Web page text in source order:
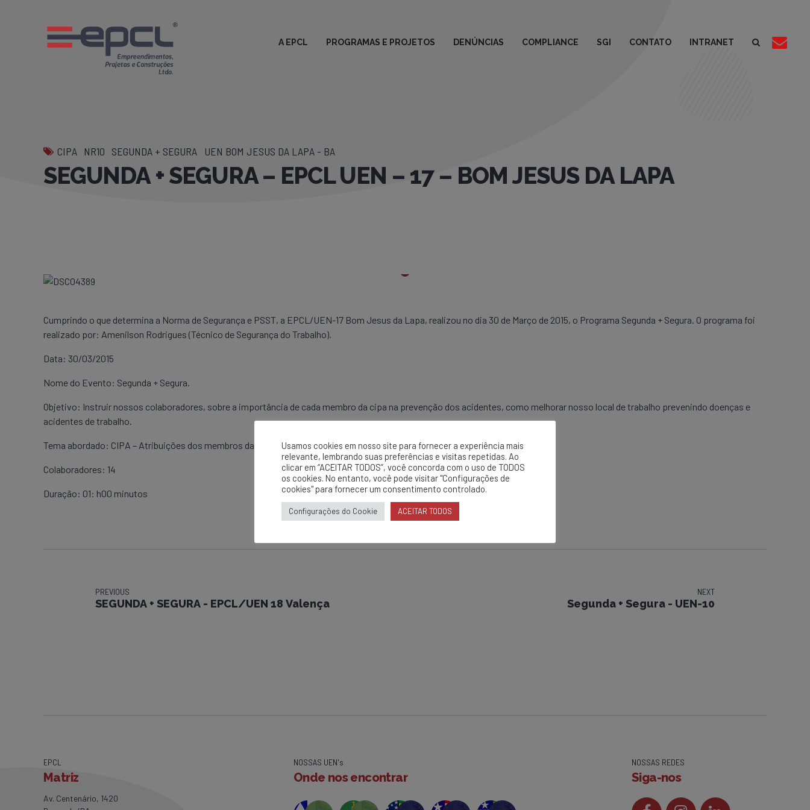
A EPCL PROGRAMAS E PROJETOS DENÚNCIAS COMPLIANCE SGI CONTATO INTRANET
CIPA NR10 SEGUNDA + SEGURA UEN BOM JESUS DA LAPA - BA
SEGUNDA + SEGURA – EPCL UEN – 17 – BOM JESUS DA LAPA
Cumprindo o que determina a Norma de Segurança e PSST, a EPCL/UEN-17 Bom Jesus da Lapa, realizou no dia 30 de Março de 2015, o Programa Segunda + Segura. O programa foi
realizado por: Amenilson Rodrigues (Técnico de Segurança do Trabalho).
Data: 30/03/2015
Nome do Evento: Segunda + Segura.
Objetivo: Instruir nossos colaboradores, sobre a importância de cada membro da cipa na prevenção dos acidentes, como melhorar nosso local de trabalho prevenindo doenças e
acidentes de trabalho.
Tema abordado: CIPA – Atribuições dos membros da Cipa.
Colaboradores: 14
Duração: 01: h00 minutos
PREVIOUS
SEGUNDA + SEGURA - EPCL/UEN 18 Valença
NEXT
Segunda + Segura - UEN-10
EPCL
Matriz
Av. Centenário, 1420
NOSSAS UEN's
Onde nos encontrar
NOSSAS REDES
Siga-nos
Usamos cookies em nosso site para fornecer a experiência mais
relevante, lembrando suas preferências e visitas repetidas. Ao
clicar em “ACEITAR TODOS”, você concorda com o uso de TODOS
os cookies. No entanto, você pode visitar "Configurações de
cookies" para fornecer um consentimento controlado.
Configurações do Cookie ACEITAR TODOS